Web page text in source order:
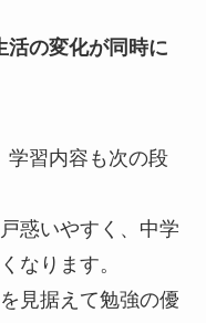
活の変化が同時に
学習内容も次の段
惑いやすく、中学
なります。
見据えて勉強の優